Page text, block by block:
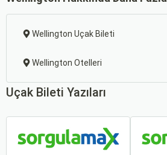
Wellington Uçak Bileti
Wellington Otelleri
Uçak Bileti Yazıları